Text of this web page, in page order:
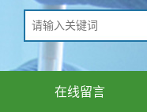
在线留言